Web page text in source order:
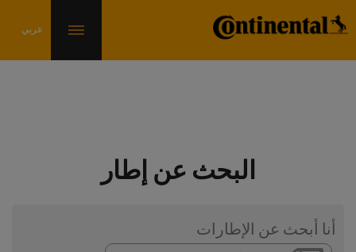
البحث عن إطار
أنا أبحث عن الإطارات